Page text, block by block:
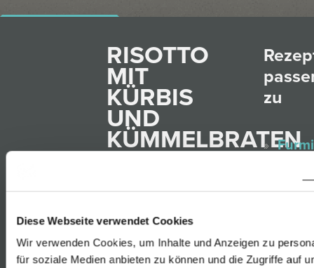
Diese Webseite verwendet Cookies
Wir verwenden Cookies, um Inhalte und Anzeigen zu
für soziale Medien anbieten zu können und die Zugriffe auf
RISOTTO
MIT
KÜRBIS
UND
KÜMMELBRATEN
zu